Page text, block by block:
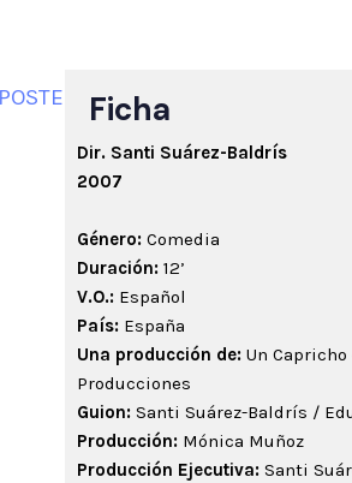
Ficha
Dir. Santi Suárez-Baldrís
2007
Género: Comedia
Duración: 12’
V.O.: Español
País: España
Una producción de: Un Capricho
Producciones
Guion: Santi Suárez-Baldrís /
Producción: Mónica Muñoz
Producción Ejecutiva: Santi